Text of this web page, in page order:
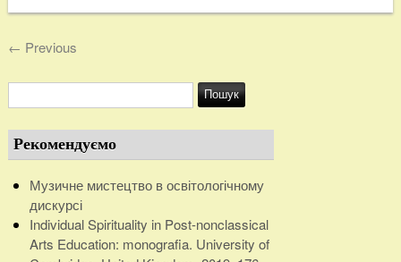
← Previous
Рекомендуємо
Музичне мистецтво в освітологічному
дискурсі
Individual Spirituality in Post-nonclassical
Arts Education: monografia. University of